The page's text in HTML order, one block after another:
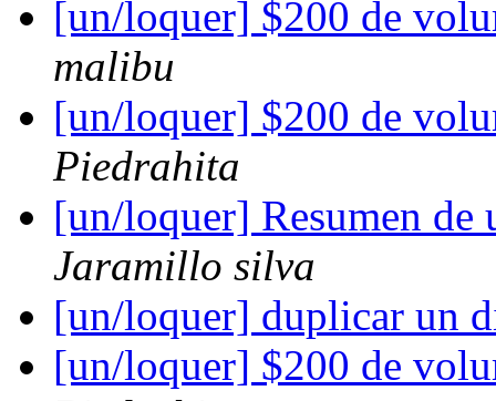
[un/loquer] $200 de
malibu
[un/loquer] $200 de
Piedrahita
[un/loquer] Resumen
Jaramillo silva
[un/loquer] duplicar un
[un/loquer] $200 de